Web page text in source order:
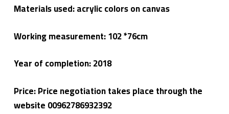
Materials used: acrylic colors on canvas
Working measurement: 102 *76cm
Year of completion:2018
Price: Price negotiation takes place through the
website 00962786932392